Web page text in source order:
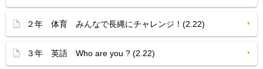
２年 体育 みんなで長縄にチャレンジ！(2.22)
３年 英語 Who are you ? (2.22)